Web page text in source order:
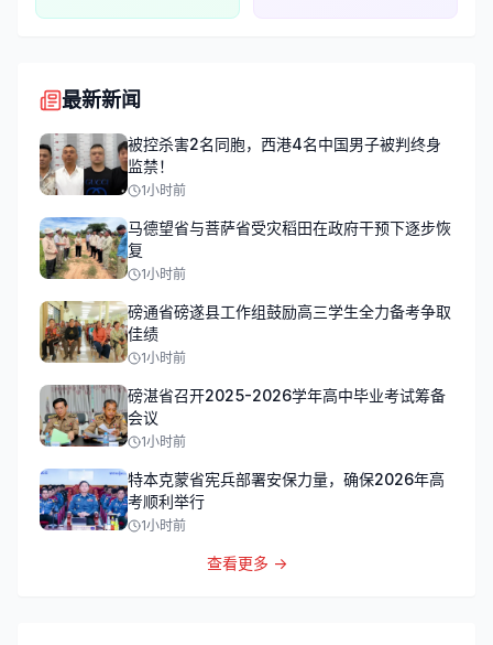
最新新闻
被控杀害2名同胞，西港4名中国男子被判终身
监禁！
1小时前
马德望省与菩萨省受灾稻田在政府干预下逐步恢
复
1小时前
磅通省磅遂县工作组鼓励高三学生全力备考争取
佳绩
1小时前
磅湛省召开2025-2026学年高中毕业考试筹备
会议
1小时前
特本克蒙省宪兵部署安保力量，确保2026年高
考顺利举行
1小时前
查看更多 →